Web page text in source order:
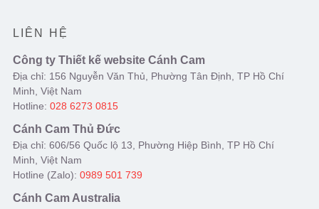
LIÊN HỆ
Công ty Thiết kế website Cánh Cam
Địa chỉ: 156 Nguyễn Văn Thủ, Phường Tân Định, TP Hồ Chí
Minh, Việt Nam
Hotline: 028 6273 0815
Cánh Cam Thủ Đức
Địa chỉ: 606/56 Quốc lộ 13, Phường Hiệp Bình, TP Hồ Chí
Minh, Việt Nam
Hotline (Zalo): 0989 501 739
Cánh Cam Australia